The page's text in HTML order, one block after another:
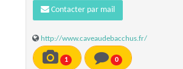
Contacter par mail
http://www.caveaudebacchus.fr/
1 0